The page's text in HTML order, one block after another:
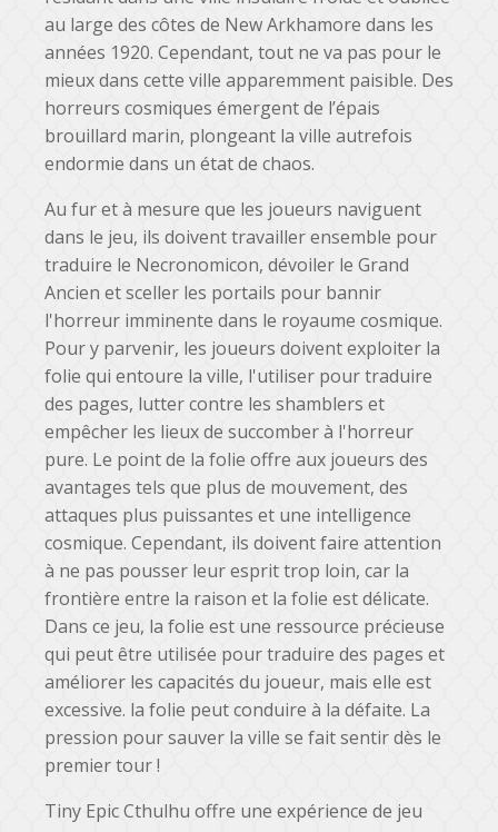
au large des côtes de New Arkhamore dans les
années 1920. Cependant, tout ne va pas pour le
mieux dans cette ville apparemment paisible. Des
horreurs cosmiques émergent de l’épais
brouillard marin, plongeant la ville autrefois
endormie dans un état de chaos.
Au fur et à mesure que les joueurs naviguent
dans le jeu, ils doivent travailler ensemble pour
traduire le Necronomicon, dévoiler le Grand
Ancien et sceller les portails pour bannir
l'horreur imminente dans le royaume cosmique.
Pour y parvenir, les joueurs doivent exploiter la
folie qui entoure la ville, l'utiliser pour traduire
des pages, lutter contre les shamblers et
empêcher les lieux de succomber à l'horreur
pure. Le point de la folie offre aux joueurs des
avantages tels que plus de mouvement, des
attaques plus puissantes et une intelligence
cosmique. Cependant, ils doivent faire attention
à ne pas pousser leur esprit trop loin, car la
frontière entre la raison et la folie est délicate.
Dans ce jeu, la folie est une ressource précieuse
qui peut être utilisée pour traduire des pages et
améliorer les capacités du joueur, mais elle est
excessive. la folie peut conduire à la défaite. La
pression pour sauver la ville se fait sentir dès le
premier tour !
Tiny Epic Cthulhu offre une expérience de jeu